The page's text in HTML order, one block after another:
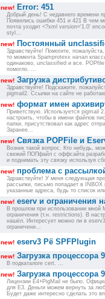
new! Error: 451
Добрый день! С недавнего времени
Появились ошибки 451 и 421 В чем
почта уходит <?xml version='1.0'
styl...
new! Постоянный
Здравствуйте! Помогите,
то момента Spamprotexx начал
одинаково, unclassified и все.
помогло. ...
new! Загрузка
Здравствуйте! Подскажите,
pigmail2. Ссылки на сайте не
new! формат имен
Приветствую. Используется pigmail
настроить, чтобы в имени файлов
папки, присутствовал как адрес
Заранее...
new! Связка POPFile и
Возник такой вопрос. Кто нибудь,
свежий ПОПфайл с оффсайта
и поднимать эту связку используя
new! проблема с
Здравствуйте! У меня следующая
рассылки, письмо попадает в INBOX
указанные адреса, будь то список
new! eserv и ограничения
В прошлом при использовании мной
ограничения (т.н. restrictions). В
нашёл. Интересует можно ли в
ограничени...
new! eserv3 Рё SPFPlugin
new! Загрузка процессора
В подкаталоге cert. ...
new! Загрузка процессора
Лицензии E4+PigMail не было.
для E3. Деньги можем вернуть за
Будет даже интересно сделать это